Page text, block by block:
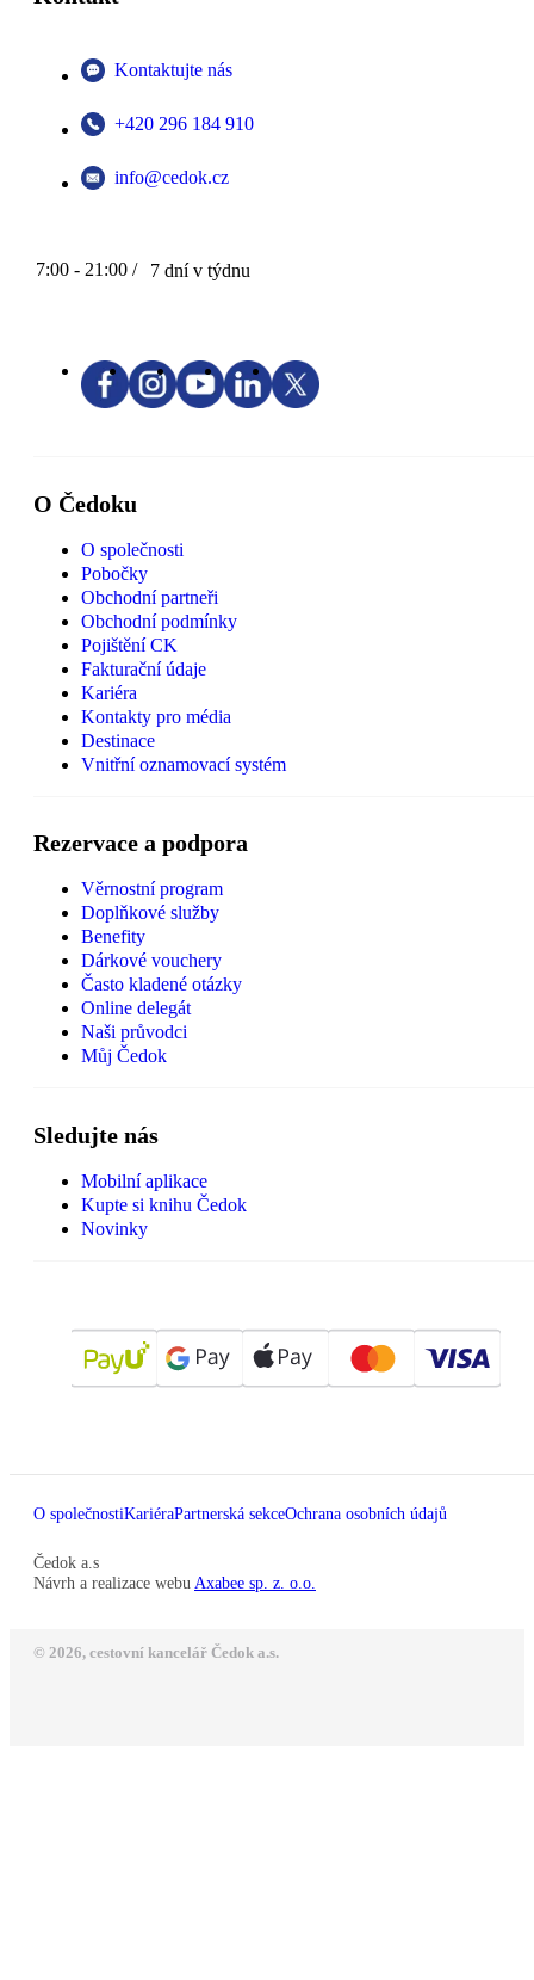
Kontaktujte nás
+420 296 184 910
info@cedok.cz
7:00 - 21:00 / 7 dní v týdnu
O Čedoku
O společnosti
Pobočky
Obchodní partneři
Obchodní podmínky
Pojištění CK
Fakturační údaje
Kariéra
Kontakty pro média
Destinace
Vnitřní oznamovací systém
Rezervace a podpora
Věrnostní program
Doplňkové služby
Benefity
Dárkové vouchery
Často kladené otázky
Online delegát
Naši průvodci
Můj Čedok
Sledujte nás
Mobilní aplikace
Kupte si knihu Čedok
Novinky
O společnostiKariéraPartnerská sekceOchrana osobních údajů
Čedok a.s
Návrh a realizace webu Axabee sp. z. o.o.
© 2026, cestovní kancelář Čedok a.s.